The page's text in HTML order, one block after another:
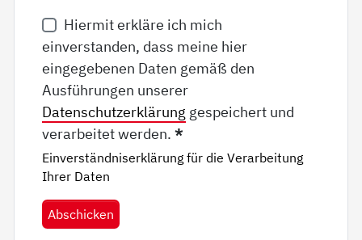
Hiermit erkläre ich mich
einverstanden, dass meine hier
eingegebenen Daten gemäß den
Ausführungen unserer
Datenschutzerklärung gespeichert und
verarbeitet werden.*
Einverständniserklärung für die Verarbeitung
Ihrer Daten
Abschicken